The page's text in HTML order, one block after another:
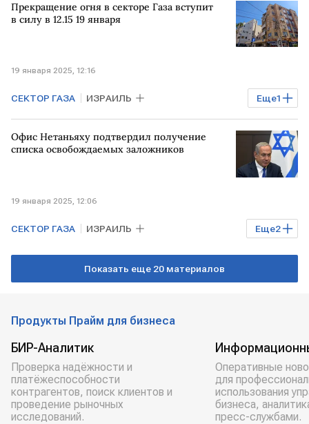
Прекращение огня в секторе Газа вступит
в силу в 12.15 19 января
19 января 2025, 12:16
Еще1
СЕКТОР ГАЗА ИЗРАИЛЬ
БЛИЖНИЙ ВОСТОК
Офис Нетаньяху подтвердил получение
списка освобождаемых заложников
19 января 2025, 12:06
Еще2
СЕКТОР ГАЗА ИЗРАИЛЬ
БЛИЖНИЙ ВОСТОК
заложники
Показать еще 20 материалов
Продукты Прайм для бизнеса
БИР-Аналитик
Проверка надёжности и
платёжеспособности
контрагентов, поиск клиентов и
проведение рыночных
исследований.
Оперативные
для
использования
бизнеса,
пресс-службами.